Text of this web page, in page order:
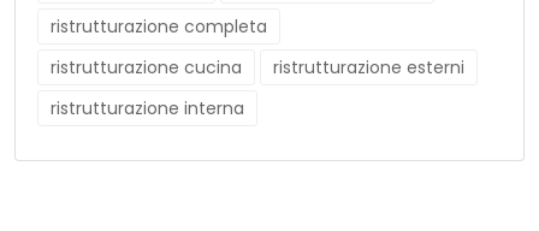
ristrutturazione completa
ristrutturazione cucina
ristrutturazione esterni
ristrutturazione interna